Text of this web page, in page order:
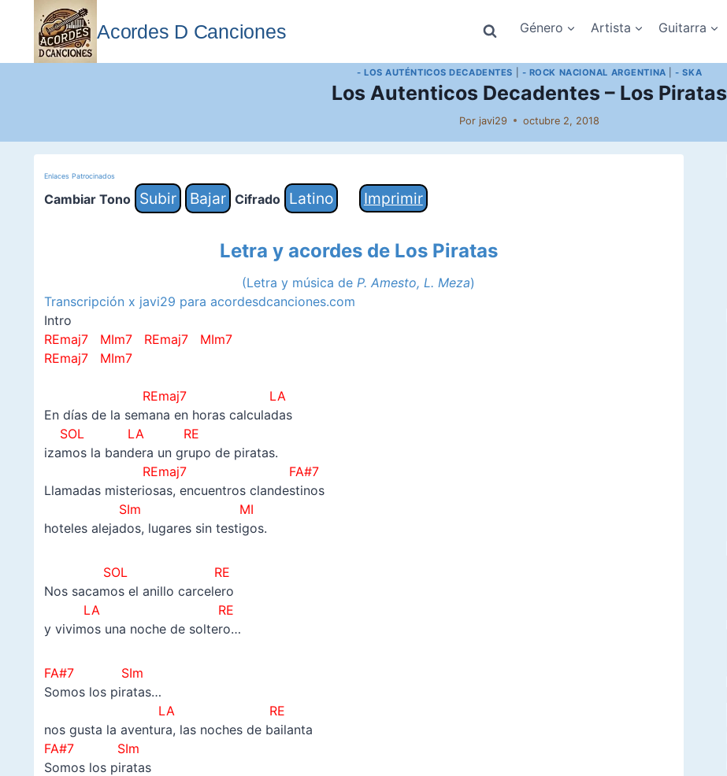
contenido
Acordes D Canciones Género Artista Guitarra
- LOS AUTÉNTICOS DECADENTES - ROCK NACIONAL ARGENTINA |- SKA
Los Autenticos Decadentes – Los Piratas
Por javi29 octubre 2, 2018
Enlaces Patrocinados
Cambiar Tono Subir Bajar Cifrado Latino Imprimir
Letra y acordes de Los Piratas
(Letra y música de P. Amesto, L. Meza)
Transcripción x javi29 para acordesdcanciones.com
Intro
REmaj7 MIm7 REmaj7 MIm7
REmaj7 MIm7
REmaj7LA
En días de la semana en horas calculadas
SOL LA RE
izamos la bandera un grupo de piratas.
REmaj7 FA#7
Llamadas misteriosas, encuentros clandestinos
SIm MI
hoteles alejados, lugares sin testigos.
SOL RE
Nos sacamos el anillo carcelero
LA RE
y vivimos una noche de soltero…
FA#7 SIm
Somos los piratas…
LA RE
nos gusta la aventura, las noches de bailanta
FA#7 SIm
Somos los piratas